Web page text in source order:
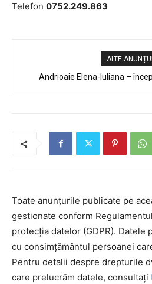
Telefon 0752.249.863
ALTE
Andrioaie Elena-Iuliana –
Toate anunțurile publicate pe
gestionate conform
protecția datelor (GDPR). Datele
cu consimțământul persoanei
Pentru detalii despre drepturile
care prelucrăm datele, consultați